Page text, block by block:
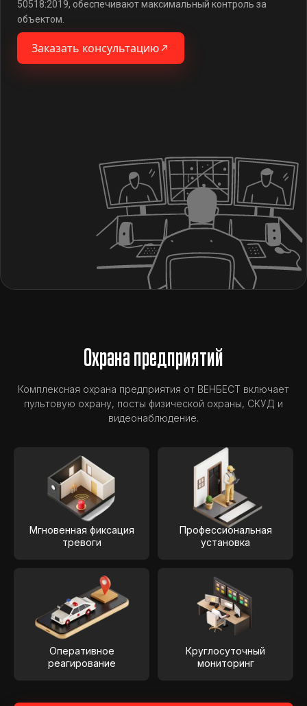
50518:2019, обеспечивают максимальный контроль за
объектом.
Заказать консультацию
Охрана предприятий
Комплексная охрана предприятия от ВЕНБЕСТ включает
пультовую охрану, посты физической охраны, СКУД и
видеонаблюдение.
Мгновенная фиксация
тревоги
Профессиональная
установка
Оперативное
реагирование
Круглосуточный
мониторинг